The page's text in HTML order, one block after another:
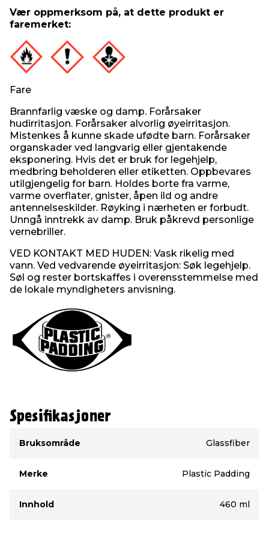
Vær oppmerksom på, at dette produkt er
faremerket:
Fare
Brannfarlig væske og damp. Forårsaker
hudirritasjon. Forårsaker alvorlig øyeirritasjon.
Mistenkes å kunne skade ufødte barn. Forårsaker
organskader ved langvarig eller gjentakende
eksponering. Hvis det er bruk for legehjelp,
medbring beholderen eller etiketten. Oppbevares
utilgjengelig for barn. Holdes borte fra varme,
varme overflater, gnister, åpen ild og andre
antennelseskilder. Røyking i nærheten er forbudt.
Unngå inntrekk av damp. Bruk påkrevd personlige
vernebriller.
VED KONTAKT MED HUDEN: Vask rikelig med
vann. Ved vedvarende øyeirritasjon: Søk legehjelp.
Søl og rester bortskaffes i overensstemmelse med
de lokale myndigheters anvisning.
Spesifikasjoner
Bruksområde
Glassfiber
Merke Plastic Padding
Innhold 460 ml